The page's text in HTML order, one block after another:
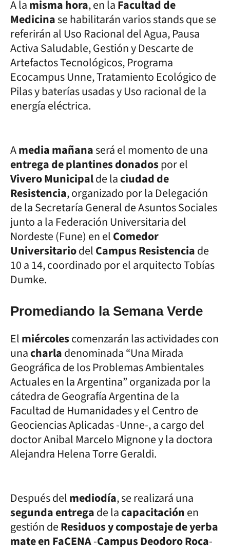
A lamisma hora, en laFacultad de
Medicinase habilitarán varios stands que se
referirán al Uso Racional del Agua, Pausa
Activa Saludable, Gestión y Descarte de
Artefactos Tecnológicos, Programa
Ecocampus Unne, Tratamiento Ecológico de
Pilas y baterías usadas y Uso racional de la
energía eléctrica.
Amedia mañanaserá el momento de una
entrega de plantines donadospor el
Vivero Municipalde laciudad de
Resistencia, organizado por la Delegación
de la Secretaría General de Asuntos Sociales
junto a la Federación Universitaria del
Nordeste (Fune) en elComedor
UniversitariodelCampus Resistenciade
10 a 14, coordinado por el arquitecto Tobías
Dumke.
Promediando la Semana Verde
Elmiércolescomenzarán las actividades con
unacharladenominada “Una Mirada
Geográfica de los Problemas Ambientales
Actuales en la Argentina” organizada por la
cátedra de Geografía Argentina de la
Facultad de Humanidades y el Centro de
Geociencias Aplicadas -Unne-, a cargo del
doctor Anibal Marcelo Mignone y la doctora
Alejandra Helena Torre Geraldi.
Después delmediodía, se realizará una
segunda entregade lacapacitaciónen
gestión deResiduos y compostaje de yerba
mate en FaCENA-Campus Deodoro Roca-